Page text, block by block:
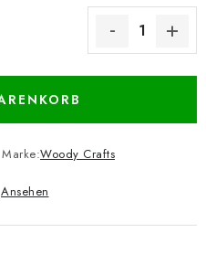
Marke:Woody Crafts
Ansehen